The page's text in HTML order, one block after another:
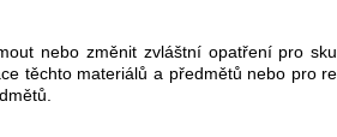
nebo změnit zvláštní opatření pro
těchto materiálů a předmětů nebo pro